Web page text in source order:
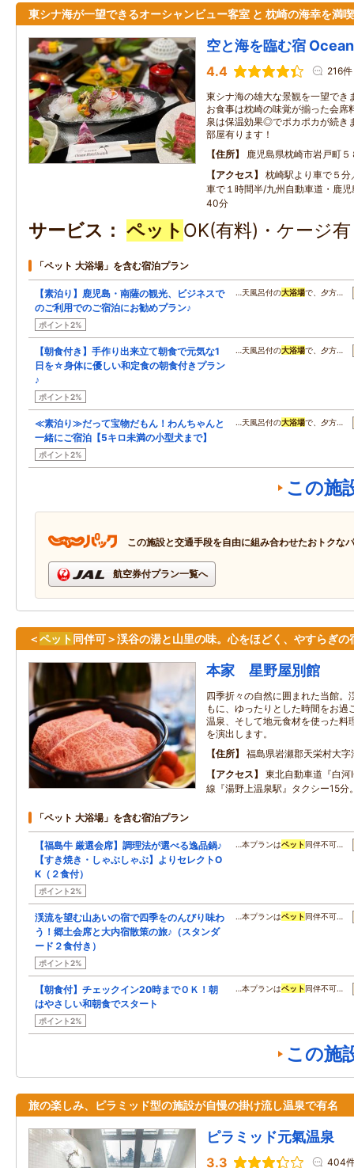
東シナ海が一望できるオーシャンビュー客室 と 枕崎の海幸を満
空と海を臨む宿
4.4 216件
東シナ海の雄大な景観を一望でき
お食事は枕崎の味覚が揃った会
泉は保温効果◎でポカポカが続
部屋有ります！
住所
鹿児島県枕崎市岩戸町５
アクセス
枕崎駅より車で５
車で１時間半/九州自動車道・鹿
40分
サービス ペット OK(有料)・ケージ
「ペット 大浴場」を含む宿泊プラン
【素泊り】鹿児島・南薩の観光、ビジネスで
のご利用でのご宿泊にお勧めプラン♪
ポイント2%
…天風呂付の大浴場で、夕方…
【朝食付き】手作り出来立て朝食で元気な1
日を☆身体に優しい和定食の朝食付きプラン
♪
ポイント2%
…天風呂付の大浴場で、夕方…
≪素泊り≫だって宝物だもん！わんちゃんと
一緒にご宿泊【5キロ未満の小型犬まで】
ポイント2%
…天風呂付の大浴場で、夕方…
この施
この施設と交通手段を自由に組み合わせたおトクな
航空券付プラン一覧へ
＜ペット同伴可＞渓谷の湯と山里の味。心をほどく、やすらぎの
本家 星野屋別館
四季折々の自然に囲まれた当館。
もに、ゆったりとした時間をお過
温泉、そして地元食材を使った料
を演出します。
住所
福島県岩瀬郡天栄村大字
アクセス
東北自動車道『白
線『湯野上温泉駅』タクシー15分
「ペット 大浴場」を含む宿泊プラン
【福島牛 厳選会席】調理法が選べる逸品鍋♪
【すき焼き・しゃぶしゃぶ】よりセレクトO
K（２食付）
ポイント2%
…本プランはペット 同伴不可…
渓流を望む山あいの宿で四季をのんびり味わ
う！郷土会席と大内宿散策の旅♪（スタンダ
ード２食付き）
ポイント2%
…本プランはペット 同伴不可…
【朝食付】チェックイン20時までＯＫ！朝
はやさしい和朝食でスタート
ポイント2%
…本プランはペット 同伴不可…
この施
旅の楽しみ、ピラミッド型の施設が自慢の掛け流し温泉で有名
ピラミッド元氣温泉
3.3 404